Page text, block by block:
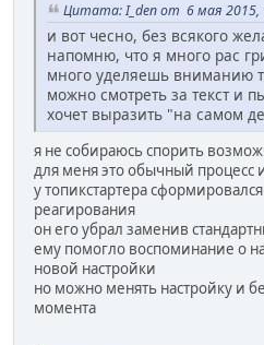
Цитата: I_den от 6 мая 2015,
и вот чесно, без всякого
напомню, что я много рас
много уделяешь вниманию
можно смотреть за текст и
хочет выразить "на самом
я не собираюсь спорить
для меня это обычный процесс
у топикстартера
реагирования
он его убрал заменив
ему помогло воспоминание о
новой настройки
но можно менять настройку и
момента